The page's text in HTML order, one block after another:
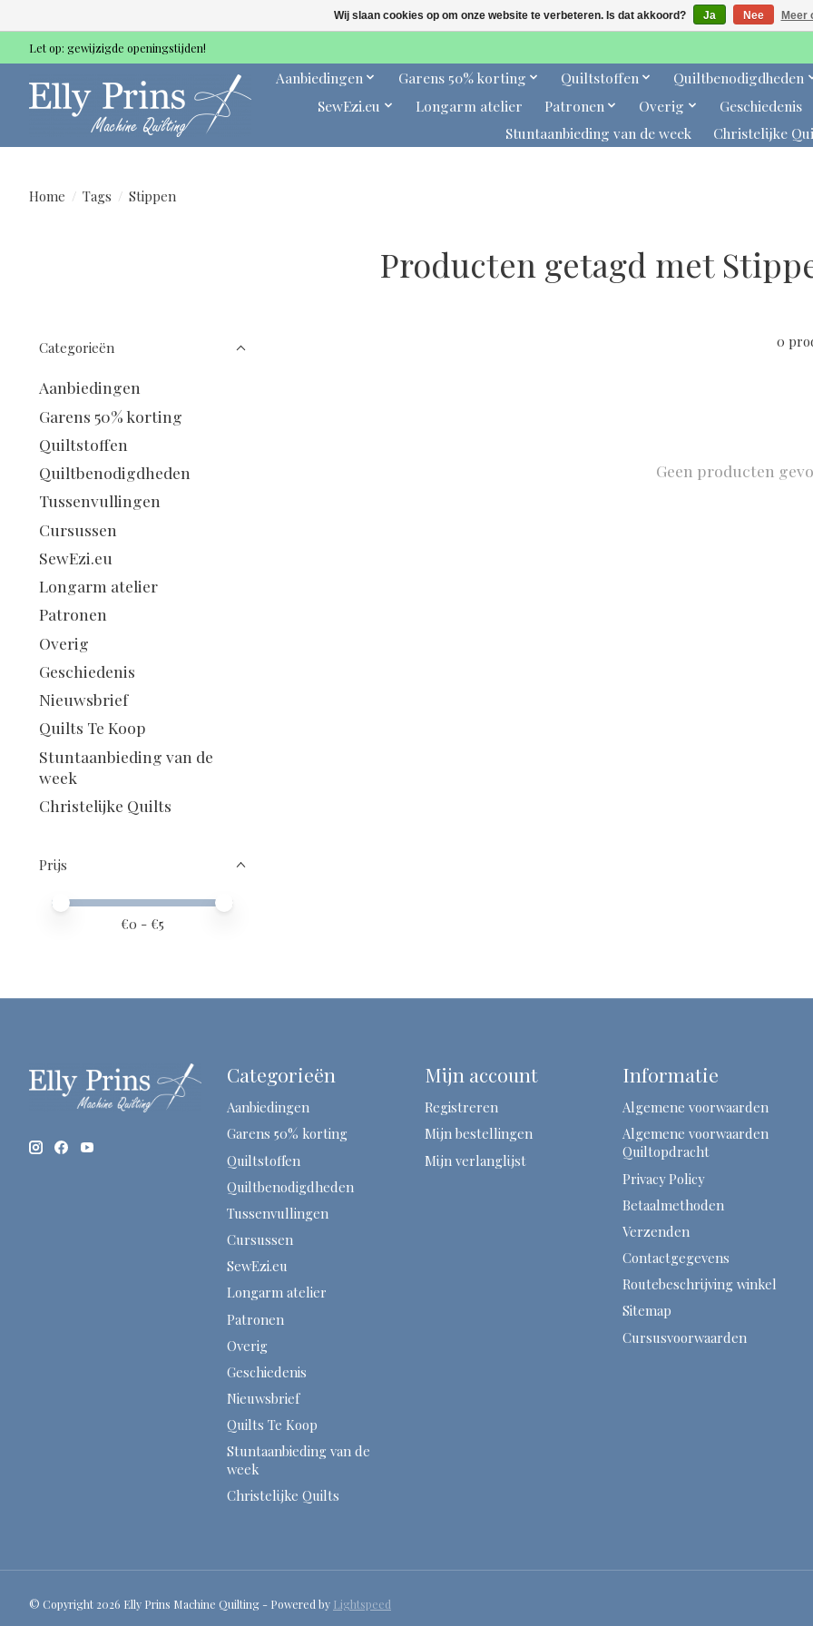
Let op: gewijzigde openingstijden!
Aanbiedingen Garens 50% korting Quiltstoffen Quiltbenodigdheden
SewEzi.eu
Longarm atelier Patronen Overig Geschiedenis
Stuntaanbieding van de week
Christelijke
Home / Tags / Stippen
Producten getagd met
Categorieën
Aanbiedingen
Garens 50% korting
Quiltstoffen
Quiltbenodigdheden
Tussenvullingen
Cursussen
SewEzi.eu
Longarm atelier
Patronen
Overig
Geschiedenis
Nieuwsbrief
Quilts Te Koop
Stuntaanbieding van de
week
Christelijke Quilts
Prijs
Minimale prijswaarde
Price maximum value
€0 - €5
0
Geen producten
Categorieën
Aanbiedingen
Garens 50% korting
Quiltstoffen
Quiltbenodigdheden
Tussenvullingen
Cursussen
SewEzi.eu
Longarm atelier
Patronen
Overig
Geschiedenis
Nieuwsbrief
Quilts Te Koop
Stuntaanbieding van de
week
Christelijke Quilts
Mijn account
Registreren
Mijn bestellingen
Mijn verlanglijst
Informatie
Algemene voorwaarden
Algemene voorwaarden
Quiltopdracht
Privacy Policy
Betaalmethoden
Verzenden
Contactgegevens
Routebeschrijving winkel
Sitemap
Cursusvoorwaarden
© Copyright 2026 Elly Prins Machine Quilting - Powered by Lightspeed
Wij slaan cookies op om onze website te verbeteren. Is dat akkoord? Ja Nee Meer